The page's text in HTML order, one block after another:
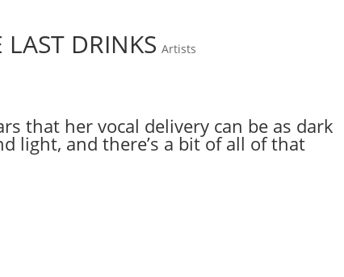
DRINKS Artists
that her vocal delivery can be as dark
light, and there’s a bit of all of that